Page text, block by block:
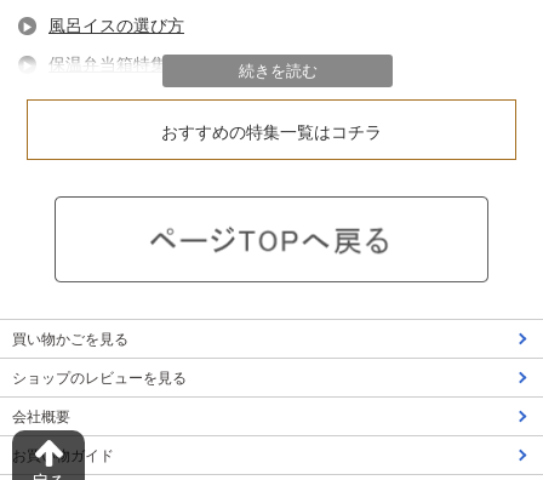
続きを読む
風呂イスの選び方
保温弁当箱特集
フライパンの選び方
おすすめの特集一覧はコチラ